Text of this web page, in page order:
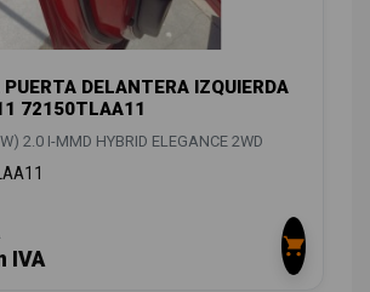
PUERTA DELANTERA IZQUIERDA
72150TLAA11
2.0 I-MMD HYBRID ELEGANCE 2WD
IVA